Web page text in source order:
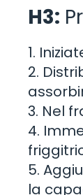
H3:
1.
2.
3. Nel
4.
5.
la